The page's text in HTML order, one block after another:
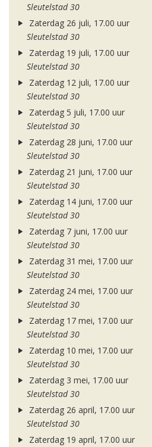
Sleutelstad 30
Zaterdag 26 juli, 17.00 uur
Sleutelstad 30
Zaterdag 19 juli, 17.00 uur
Sleutelstad 30
Zaterdag 12 juli, 17.00 uur
Sleutelstad 30
Zaterdag 5 juli, 17.00 uur
Sleutelstad 30
Zaterdag 28 juni, 17.00 uur
Sleutelstad 30
Zaterdag 21 juni, 17.00 uur
Sleutelstad 30
Zaterdag 14 juni, 17.00 uur
Sleutelstad 30
Zaterdag 7 juni, 17.00 uur
Sleutelstad 30
Zaterdag 31 mei, 17.00 uur
Sleutelstad 30
Zaterdag 24 mei, 17.00 uur
Sleutelstad 30
Zaterdag 17 mei, 17.00 uur
Sleutelstad 30
Zaterdag 10 mei, 17.00 uur
Sleutelstad 30
Zaterdag 3 mei, 17.00 uur
Sleutelstad 30
Zaterdag 26 april, 17.00 uur
Sleutelstad 30
Zaterdag 19 april, 17.00 uur